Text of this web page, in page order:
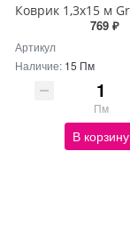
769 ₽
Артикул
Наличие: 15 Пм
Пм
В корзину